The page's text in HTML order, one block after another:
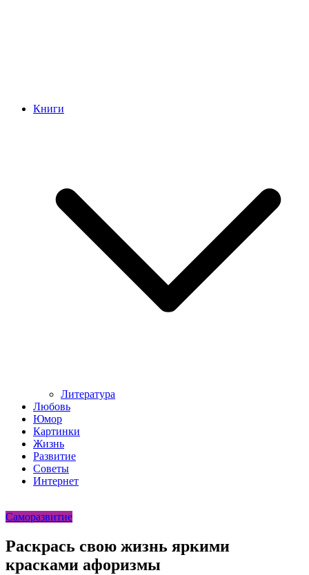
Книги
Литература
Любовь
Юмор
Картинки
Жизнь
Развитие
Советы
Интернет
Саморазвитие
Раскрась свою жизнь яркими
красками афоризмы